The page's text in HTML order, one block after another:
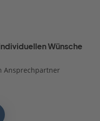
Wünsche
Ansprechpartner